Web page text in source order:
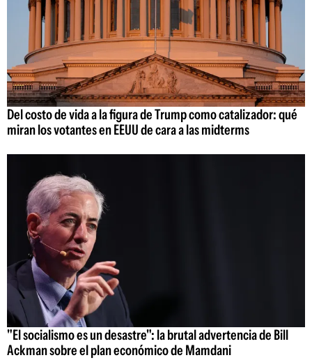
Del costo de vida a la figura de Trump como catalizador: qué
miran los votantes en EEUU de cara a las midterms
"El socialismo es un desastre": la brutal advertencia de Bill
Ackman sobre el plan económico de Mamdani